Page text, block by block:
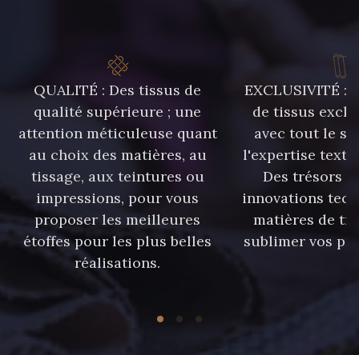
QUALITÉ : Des tissus de
qualité supérieure ; une
attention méticuleuse quant
au choix des matières, au
tissage, aux teintures ou
impressions, pour vous
proposer les meilleures
étoffes pour les plus belles
réalisations.
EXCLUSIVITÉ :
de tissus
avec tout le
l'expertise
Des trésors
innovations
matières de
sublimer vos